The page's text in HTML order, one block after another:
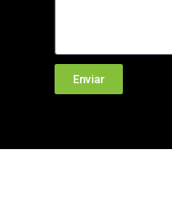
Enviar